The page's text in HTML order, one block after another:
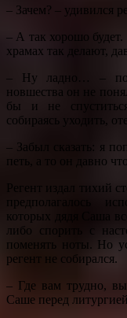
– Зачем? – удивился
– А так хорошо
храмах так делают,
– Ну ладно… –
новшества он не
бы и не
собираясь уходить,
– Забыл сказать: я
петь, а то он давно
Регент издал тихий
предполагалось
которых дядя Саша
либо спорить с
поменять ноты. Но
регент не собирался.
– Где вам трудно,
Саше перед